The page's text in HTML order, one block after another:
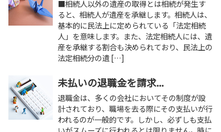
■相続人以外の遺産の取得とは相続が発生す
ると、相続人が遺産を承継します。相続人は、
基本的に民法上に定められている「法定相続
人」を意味します。また、法定相続人には、遺
産を承継する割合も決められており、民法上の
法定相続分の遺 […]
未払いの退職金を請求...
退職金は、多くの会社においてその制度が設
計されており、職場を去る際にその支払いが行
われるのが一般的です。しかし、必ずしも支払